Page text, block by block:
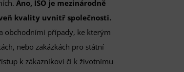
Ano, ISO je mezinárodně
kvality uvnitř společnosti.
obchodními případy, ke kterým
nebo zakázkách pro státní
k zákazníkovi či k životnímu